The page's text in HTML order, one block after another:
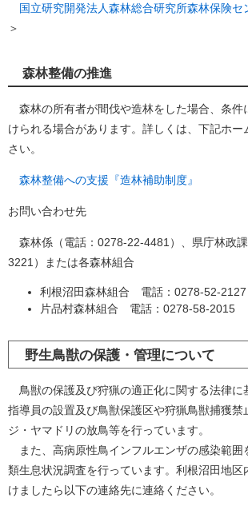
国立研究開発法人森林総合研究所森林保険セ
＞
森林整備の推進
森林の所有者が間伐や造林をした場合、条件
けられる場合があります。詳しくは、下記ホー
さい。
森林整備への支援『造林補助制度』
お問い合わせ先
森林係（電話：0278-22-4481）、県庁林政
3221）または各森林組合
利根沼田森林組合 電話：0278-52-2127
片品村森林組合 電話：0278-58-2015
野生鳥獣の保護・管理について
鳥獣の保護及び狩猟の適正化に関する法律に
指導員の設置及び鳥獣保護区や狩猟鳥獣捕獲禁
ジ・ヤマドリの放鳥等を行っています。
また、高病原性鳥インフルエンザの感染範囲
類生息状況調査を行っています。利根沼田地区
けましたら以下の連絡先に連絡ください。